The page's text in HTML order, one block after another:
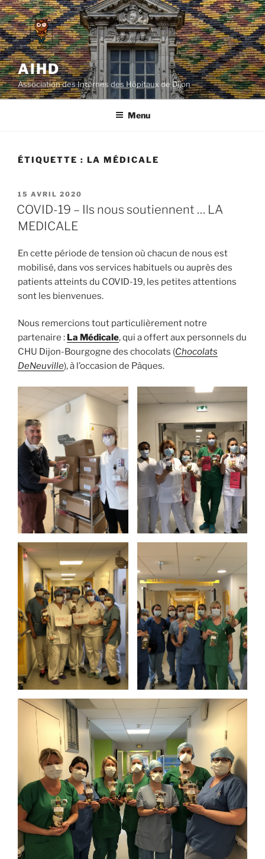
Aller
au
contenu
principal
AIHD
Association des Internes des Hôpitaux de Dijon
Menu
ÉTIQUETTE : LA MÉDICALE
PUBLIÉ
LE
15 AVRIL 2020
COVID-19 – Ils nous soutiennent … LA
MEDICALE
En cette période de tension où chacun de nous est
mobilisé, dans vos services habituels ou auprès des
patients atteints du COVID-19, les petites attentions
sont les bienvenues.
Nous remercions tout particulièrement notre
partenaire : La Médicale, qui a offert aux personnels du
CHU Dijon-Bourgogne des chocolats (Chocolats
DeNeuville), à l’occasion de Pâques.